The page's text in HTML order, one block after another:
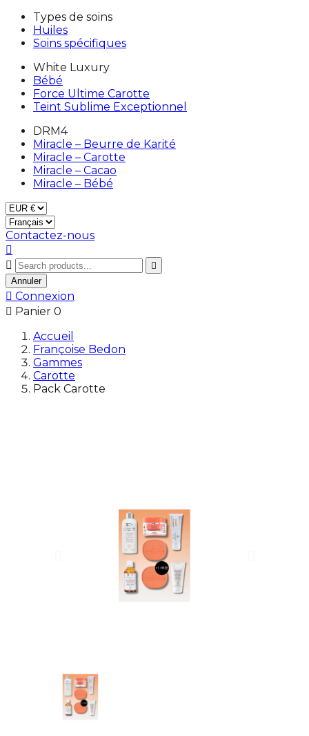
Types de soins
Huiles
Soins spécifiques
White Luxury
Bébé
Force Ultime Carotte
Teint Sublime Exceptionnel
DRM4
Miracle – Beurre de Karité
Miracle – Carotte
Miracle – Cacao
Miracle – Bébé
Contactez-nous



Annuler
 Connexion
 Panier 0
Accueil
Françoise Bedon
Gammes
Carotte
Pack Carotte